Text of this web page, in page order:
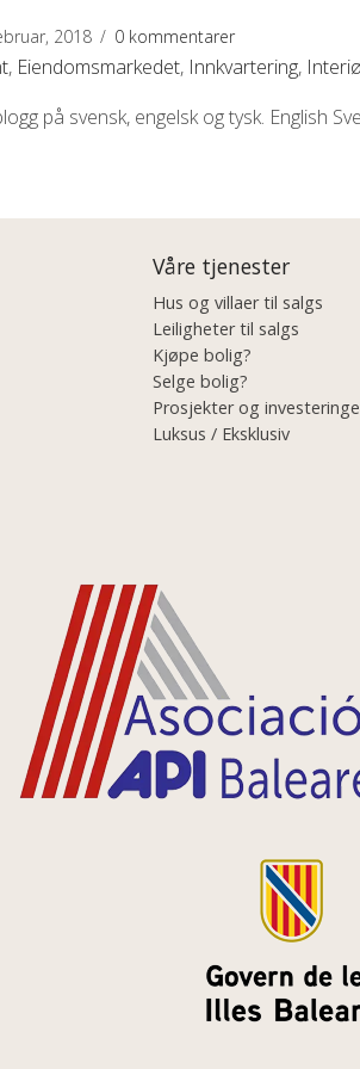
2018 / 0 kommentarer
, Eiendomsmarkedet, Innkvartering,
på svensk, engelsk og tysk. English
Våre tjenester
Hus og villaer til salgs
Leiligheter til salgs
Kjøpe bolig?
Selge bolig?
Prosjekter og
Luksus / Eksklusiv